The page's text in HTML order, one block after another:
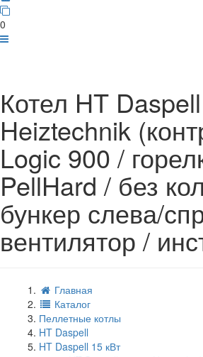
0
Котел HT
Heiztechnik
Logic 900 /
PellHard / без
бункер слева/
вентилятор /
Главная
Каталог
Пеллетные котлы
HT Daspell
HT Daspell 15 кВт